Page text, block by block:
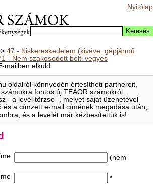
Nyitólap
47 - Kiskereskedelem (kivéve: gépjármű,
- Nem szakosodott bolti vegyes
mailben elküld
oldalról könnyedén értesítheti partnereit,
fontos új TEÁOR számokról.
- a levél törzse -, melyet saját üzenetével
és a címzett e-mail címének megadása után,
és a levelét már kézbesítettük is!
(nem
*